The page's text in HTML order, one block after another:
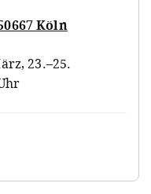
Köln
23.–25.